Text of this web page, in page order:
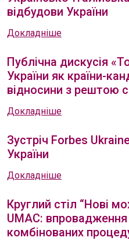
відбудови України
Докладніше
Публічна дискусія
України як країни-
відносини з рештою
Докладніше
Зустріч Forbes
України
Докладніше
Круглий стіл “Нові
UMAC: впровадження
комбінованих